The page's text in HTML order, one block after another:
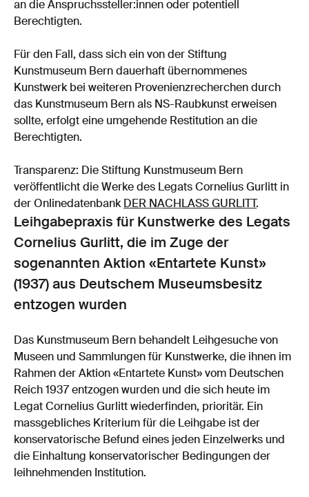
an die Anspruchssteller:innen oder potentiell
Berechtigten.
Für den Fall, dass sich ein von der Stiftung
Kunstmuseum Bern dauerhaft übernommenes
Kunstwerk bei weiteren Provenienzrecherchen durch
das Kunstmuseum Bern als NS-Raubkunst erweisen
sollte, erfolgt eine umgehende Restitution an die
Berechtigten.
Transparenz: Die Stiftung Kunstmuseum Bern
veröffentlicht die Werke des Legats Cornelius Gurlitt in
der Onlinedatenbank DER NACHLASS GURLITT .
Leihgabepraxis für Kunstwerke des Legats
Cornelius Gurlitt, die im Zuge der
sogenannten Aktion «Entartete Kunst»
(1937) aus Deutschem Museumsbesitz
entzogen wurden
Das Kunstmuseum Bern behandelt Leihgesuche von
Museen und Sammlungen für Kunstwerke, die ihnen im
Rahmen der Aktion «Entartete Kunst» vom Deutschen
Reich 1937 entzogen wurden und die sich heute im
Legat Cornelius Gurlitt wiederfinden, prioritär. Ein
massgebliches Kriterium für die Leihgabe ist der
konservatorische Befund eines jeden Einzelwerks und
die Einhaltung konservatorischer Bedingungen der
leihnehmenden Institution.